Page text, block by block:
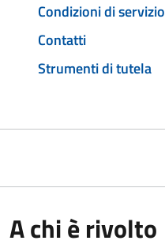
Condizioni di servizio
Contatti
Strumenti di tutela
A chi è rivolto